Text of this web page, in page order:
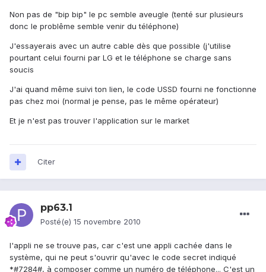
Non pas de "bip bip" le pc semble aveugle (tenté sur plusieurs
donc le problême semble venir du téléphone)
J'essayerais avec un autre cable dès que possible (j'utilise
pourtant celui fourni par LG et le téléphone se charge sans
soucis
J'ai quand même suivi ton lien, le code USSD fourni ne fonctionne
pas chez moi (normal je pense, pas le même opérateur)
Et je n'est pas trouver l'application sur le market
Citer
pp63.1
Posté(e) 15 novembre 2010
l'appli ne se trouve pas, car c'est une appli cachée dans le
système, qui ne peut s'ouvrir qu'avec le code secret indiqué
*#7284#, à composer comme un numéro de téléphone... C'est un